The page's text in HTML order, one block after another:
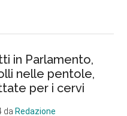
in Parlamento,
nelle pentole,
per i cervi
daRedazione